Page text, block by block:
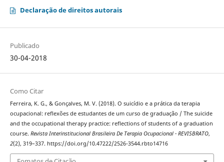
Declaração de direitos autorais
Publicado
30-04-2018
Como Citar
Ferreira, K. G., & Gonçalves, M. V. (2018). O suicídio e a prática da terapia
ocupacional: reflexões de estudantes de um curso de graduação / The suicide
and the occupational therapy practice: reflections of students of a graduation
course. Revista Interinstitucional Brasileira De Terapia Ocupacional - REVISBRATO,
2(2), 319–337. https://doi.org/10.47222/2526-3544.rbto14716